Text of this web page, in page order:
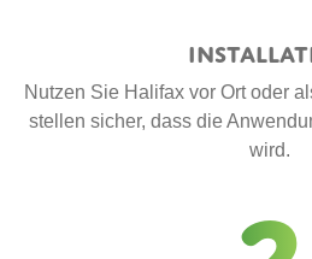
Nutzen Sie Halifax vor Ort oder
stellen sicher, dass die
wird.